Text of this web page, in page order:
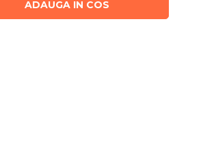
ADAUGA IN COS